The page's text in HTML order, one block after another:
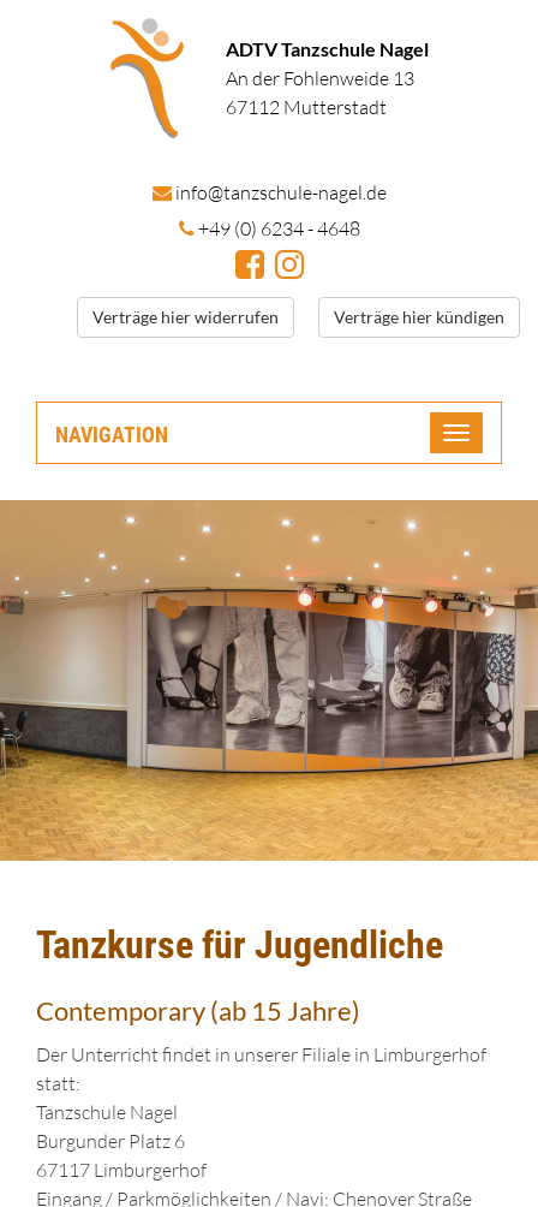
ADTV Tanzschule Nagel
An der Fohlenweide 13
67112 Mutterstadt
info@tanzschule-nagel.de
+49 (0) 6234 - 4648
Verträge hier widerrufen Verträge hier kündigen
NAVIGATION
Toggle
Tanzkurse für Jugendliche
Contemporary (ab 15 Jahre)
Der Unterricht findet in unserer Filiale in Limburgerhof
statt:
Tanzschule Nagel
Burgunder Platz 6
67117 Limburgerhof
Eingang / Parkmöglichkeiten / Navi: Chenover Straße